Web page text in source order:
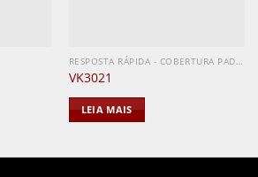
RESPOSTA RÁPIDA - COBERTURA PADRÃO
VK3021
LEIA MAIS